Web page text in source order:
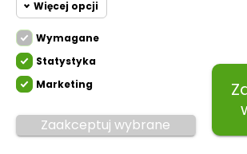
Więcej opcji
Wymagane pliki
cookie HttpOnly.
wymagane do
witryny i
podstawowych
Cookie
Cookie
Wymagane
Statystyka
Marketing
Zaakceptuj wybrane